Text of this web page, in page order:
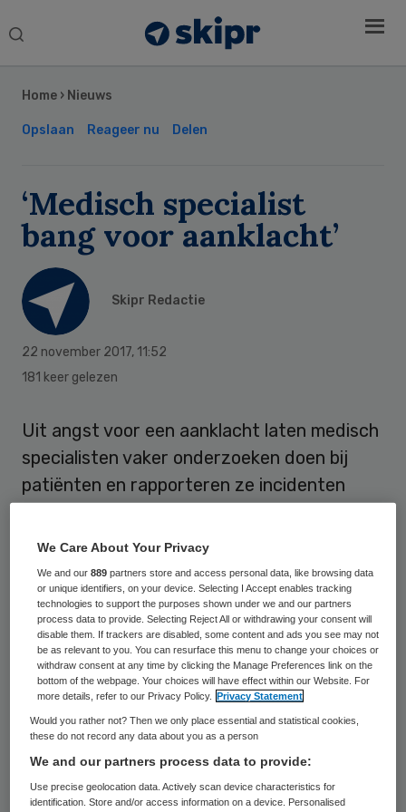
Search
Home › Nieuws
Opslaan Reageer nu Delen
‘Medisch specialist
bang voor aanklacht’
Skipr Redactie
22 november 2017, 11:52
181 keer gelezen
Uit angst voor een aanklacht laten medisch
specialisten vaker onderzoeken doen bij
patiënten en rapporteren ze incidenten
verantwoordingssysteem werkt daardoor
gedeeltelijk averechts, concludeert
econoom Erik Renkema van de
Rijksuniversiteit Groningen in een
promotieonderzoek.
“Het risico op een potentiële aanklacht leidt
ertoe dat een deel van de specialisten extra
diagnostiek aanvraagt en meer
terughoudend is in het rapporteren van
incidenten. Ook zijn specialisten
Sidebar
We Care About Your Privacy
We and our889 partners store and access personal data, like browsing data
or unique identifiers, on your device. Selecting I Accept enables tracking
technologies to support the purposes shown under we and our partners
process data to provide. Selecting Reject All or withdrawing your consent will
disable them. If trackers are disabled, some content and ads you see may not
be as relevant to you. You can resurface this menu to change your choices or
withdraw consent at any time by clicking the Manage Preferences link on the
bottom of the webpage. Your choices will have effect within our Website. For
more details, refer to our Privacy Policy.
Privacy Statement
Would you rather not? Then we only place essential and statistical cookies,
these do not record any data about you as a person
We and our partners process data to provide:
Use precise geolocation data. Actively scan device characteristics for
identification. Store and/or access information on a device. Personalised